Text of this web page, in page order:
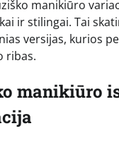
manikiūro
ir stilingai. Tai
versijas, kurios
ribas.
manikiūro